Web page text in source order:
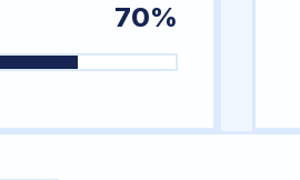
70%